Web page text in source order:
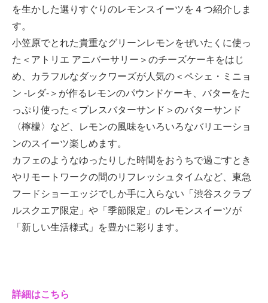
を生かした選りすぐりのレモンスイーツを４つ紹介しま
す。
小笠原でとれた貴重なグリーンレモンをぜいたくに使っ
た＜アトリエ アニバーサリー＞のチーズケーキをはじ
め、カラフルなダックワーズが人気の＜ペシェ・ミニョ
ン -レダ-＞が作るレモンのパウンドケーキ、バターをた
っぷり使った＜プレスバターサンド＞のバターサンド
〈檸檬〉など、レモンの風味をいろいろなバリエーショ
ンのスイーツ楽しめます。
カフェのようなゆったりした時間をおうちで過ごすとき
やリモートワークの間のリフレッシュタイムなど、東急
フードショーエッジでしか手に入らない「渋谷スクラブ
ルスクエア限定」や「季節限定」のレモンスイーツが
「新しい生活様式」を豊かに彩ります。
詳細はこちら